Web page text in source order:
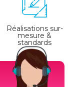
Réalisations sur-
mesure &
standards